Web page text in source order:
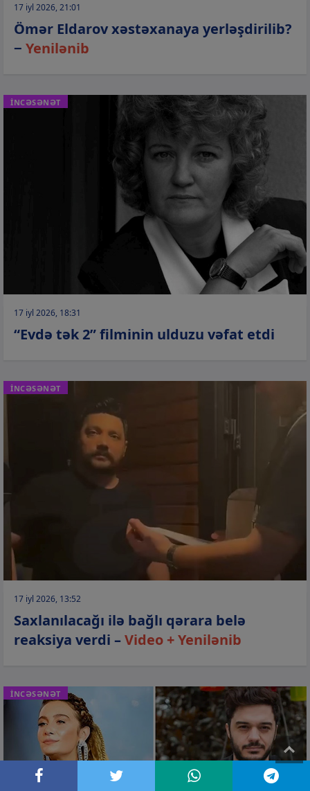
17 iyl 2026, 21:01
Ömər Eldarov xəstəxanaya yerləşdirilib?
− Yenilənib
İNCƏSƏNƏT
17 iyl 2026, 18:31
“Evdə tək 2” filminin ulduzu vəfat etdi
İNCƏSƏNƏT
17 iyl 2026, 13:52
Saxlanılacağı ilə bağlı qərara belə
reaksiya verdi –Video + Yenilənib
İNCƏSƏNƏT